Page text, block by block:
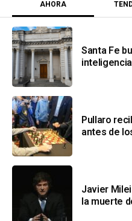
AHORA
Santa Fe
Pullaro
antes de
Javier
la muerte